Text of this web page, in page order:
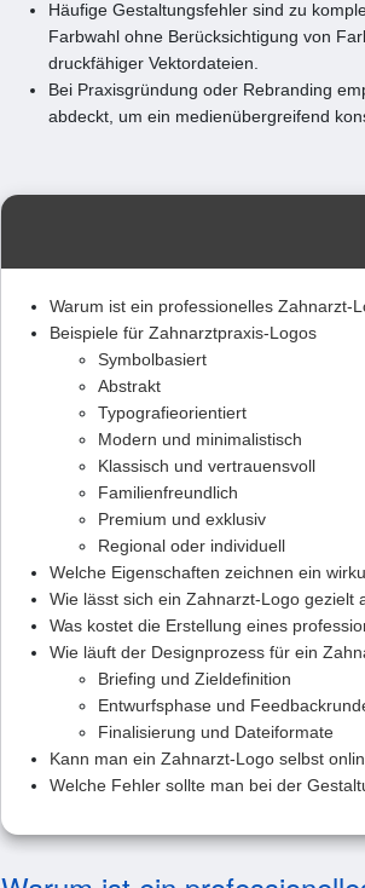
Häufige Gestaltungsfehler sind zu
Farbwahl ohne Berücksichtigung von
druckfähiger Vektordateien.
Bei Praxisgründung oder Rebranding
abdeckt, um ein medienübergreifend
Warum ist ein professionelles Zahnarzt-
Beispiele für Zahnarztpraxis-Logos
Symbolbasiert
Abstrakt
Typografieorientiert
Modern und minimalistisch
Klassisch und vertrauensvoll
Familienfreundlich
Premium und exklusiv
Regional oder individuell
Welche Eigenschaften zeichnen ein
Wie lässt sich ein Zahnarzt-Logo
Was kostet die Erstellung eines
Wie läuft der Designprozess für ein
Briefing und Zieldefinition
Entwurfsphase und
Finalisierung und Dateiformate
Kann man ein Zahnarzt-Logo selbst
Welche Fehler sollte man bei der